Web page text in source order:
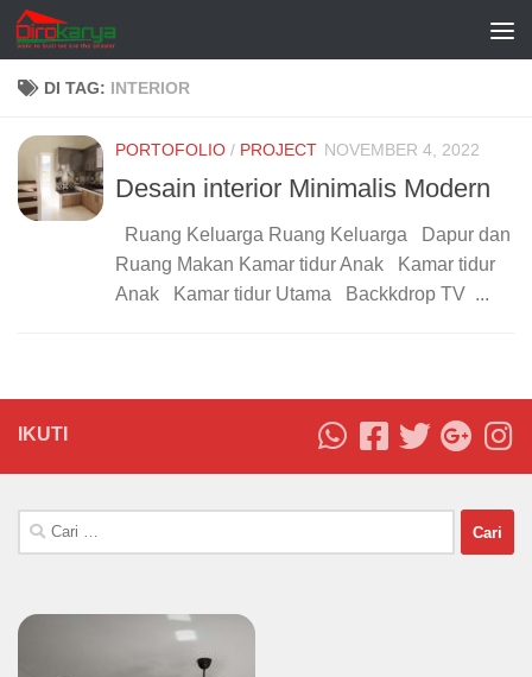
Skip to content
DI TAG: INTERIOR
PORTOFOLIO / PROJECT NOVEMBER 4, 2022
Desain interior Minimalis Modern
Ruang Keluarga Ruang Keluarga Dapur dan
Ruang Makan Kamar tidur Anak Kamar tidur
Anak Kamar tidur Utama Backkdrop TV ...
IKUTI
Cari
untuk: